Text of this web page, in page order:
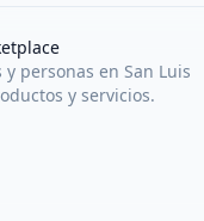
personas en San Luis
y servicios.